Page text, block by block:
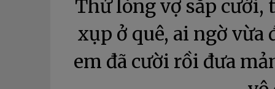
Thử lòng vợ sắp cưới,
xụp ở quê, ai ngờ
em đã cười rồi đưa